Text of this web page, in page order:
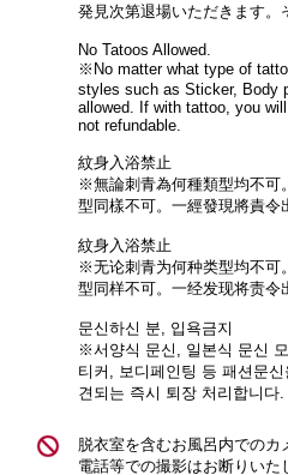
発見次第退場いただきます。
No Tatoos Allowed.
※No matter what type of
styles such as Sticker, Body
allowed. If with tattoo, you
not refundable.
紋身入浴禁止
※無論刺青為何種類型均不可
型同樣不可。一經發現將責令
紋身入浴禁止
※无论刺青为何种类型均不可
型同样不可。一经发现将责令
문신하신 분, 입욕금지
※서양식 문신, 일본식 문신
티커, 보디페인팅 등 패션문
견되는 즉시 퇴장 처리합니다
脱衣室を含むお風呂内での
電話等での撮影はお断りいた